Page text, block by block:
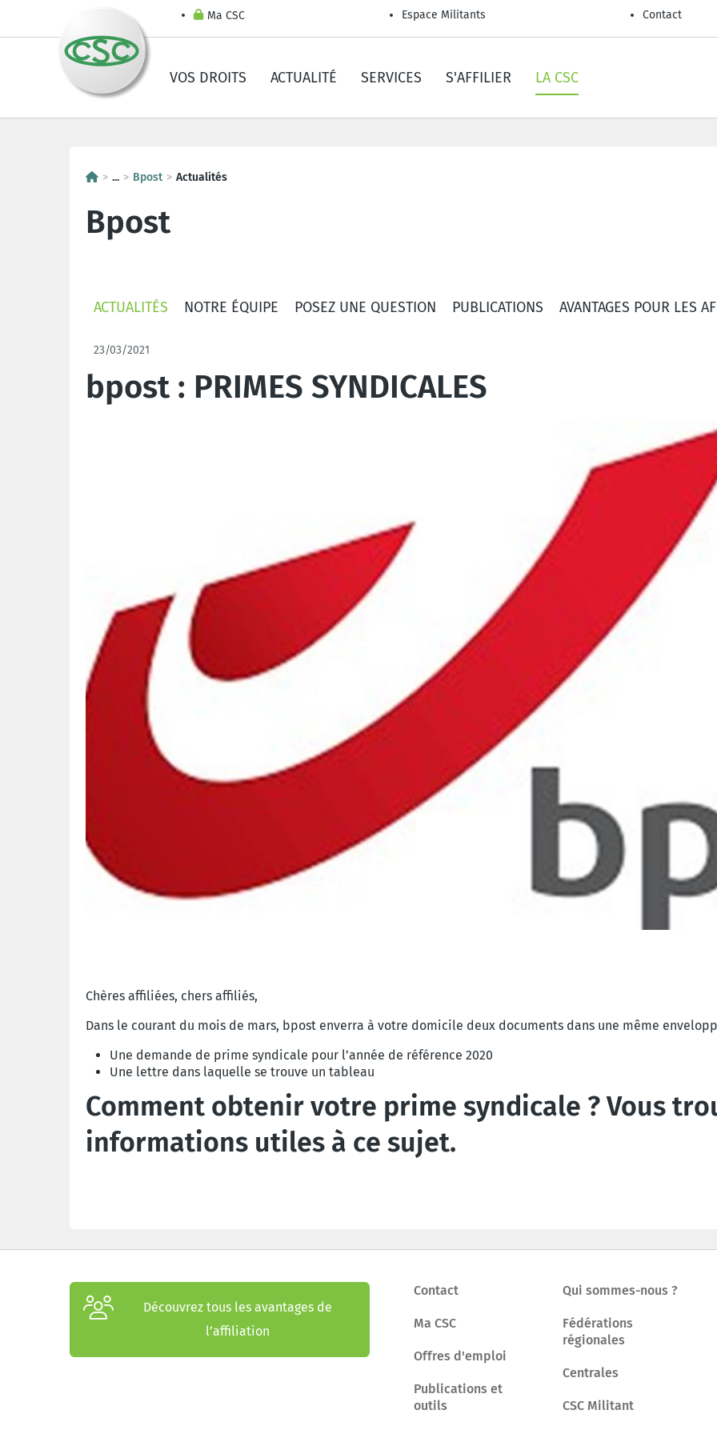
Ma CSC Espace Militants Contact
VOS DROITS ACTUALITÉ SERVICES S'AFFILIER LA CSC
... Bpost Actualités
Bpost
ACTUALITÉS NOTRE ÉQUIPE POSEZ UNE QUESTION PUBLICATIONS AVANTAGES POUR LES
23/03/2021
bpost : PRIMES SYNDICALES
Chères affiliées, chers affiliés,
Dans le courant du mois de mars, bpost enverra à votre domicile deux documents dans une même
Une demande de prime syndicale pour l’année de référence 2020
Une lettre dans laquelle se trouve un tableau
Comment obtenir votre prime syndicale ? Vous
informations utiles à ce sujet.
Découvrez tous les avantages de
l’affiliation
Contact
Ma CSC
Offres d'emploi
Publications et
outils
Qui sommes-nous ?
Fédérations
régionales
Centrales
CSC Militant